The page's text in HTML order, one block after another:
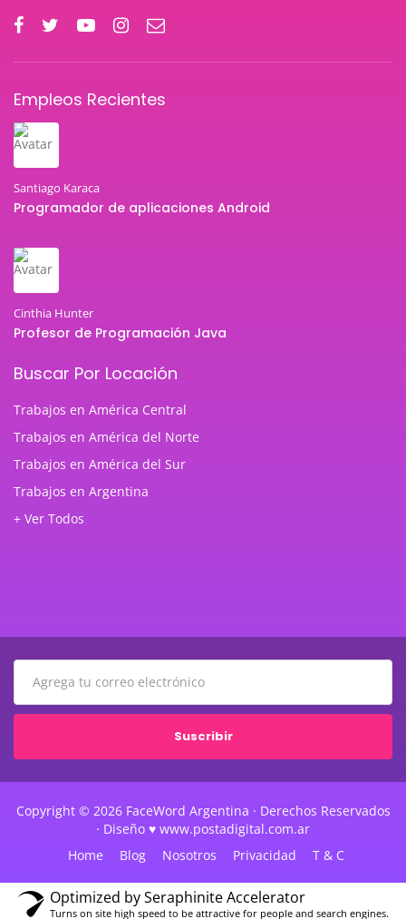
Empleos Recientes
Santiago Karaca
Programador de aplicaciones Android
Cinthia Hunter
Profesor de Programación Java
Buscar Por Locación
Trabajos en América Central
Trabajos en América del Norte
Trabajos en América del Sur
Trabajos en Argentina
+ Ver Todos
Suscribir
Copyright © 2026 FaceWord Argentina · Derechos Reservados
· Diseño ♥ www.postadigital.com.ar
Home
Blog Nosotros Privacidad T & C
Optimized by Seraphinite Accelerator
Turns on site high speed to be attractive for people and search engines.